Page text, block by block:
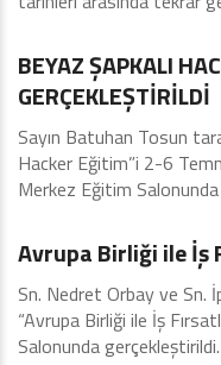
Şubelerimiz
BEYAZ ŞAPKALI
GERÇEKLEŞTİRİLDİ
Sayın Batuhan Tosun
Hacker Eğitim”i 2-6
Merkez Eğitim
Eğitimler - Seminerler
Avrupa Birliği ile İş
Sn. Nedret Orbay ve Sn.
“Avrupa Birliği ile İş
Salonunda gerçekleştirildi.
Ankara